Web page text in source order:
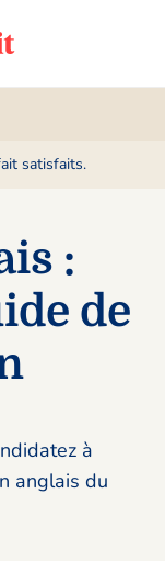
satisfaits.
:
de
à
anglais du